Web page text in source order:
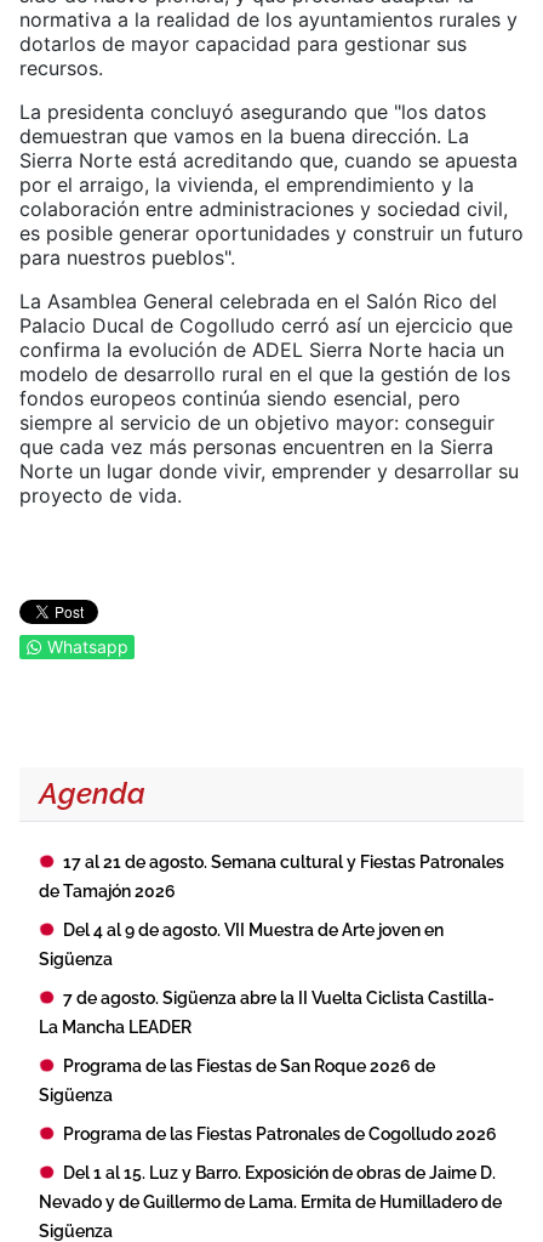
Agenda
17 al 21 de agosto. Semana cultural y Fiestas Patronales
de Tamajón 2026
Del 4 al 9 de agosto. VII Muestra de Arte joven en
Sigüenza
7 de agosto. Sigüenza abre la II Vuelta Ciclista Castilla-
La Mancha LEADER
Programa de las Fiestas de San Roque 2026 de
Sigüenza
Programa de las Fiestas Patronales de Cogolludo 2026
Del 1 al 15. Luz y Barro. Exposición de obras de Jaime D.
Nevado y de Guillermo de Lama. Ermita de Humilladero de
Sigüenza
normativa a la realidad de los ayuntamientos rurales y
dotarlos de mayor capacidad para gestionar sus
recursos.
La presidenta concluyó asegurando que "los datos
demuestran que vamos en la buena dirección. La
Sierra Norte está acreditando que, cuando se apuesta
por el arraigo, la vivienda, el emprendimiento y la
colaboración entre administraciones y sociedad civil,
es posible generar oportunidades y construir un futuro
para nuestros pueblos".
La Asamblea General celebrada en el Salón Rico del
Palacio Ducal de Cogolludo cerró así un ejercicio que
confirma la evolución de ADEL Sierra Norte hacia un
modelo de desarrollo rural en el que la gestión de los
fondos europeos continúa siendo esencial, pero
siempre al servicio de un objetivo mayor: conseguir
que cada vez más personas encuentren en la Sierra
Norte un lugar donde vivir, emprender y desarrollar su
proyecto de vida.
Whatsapp